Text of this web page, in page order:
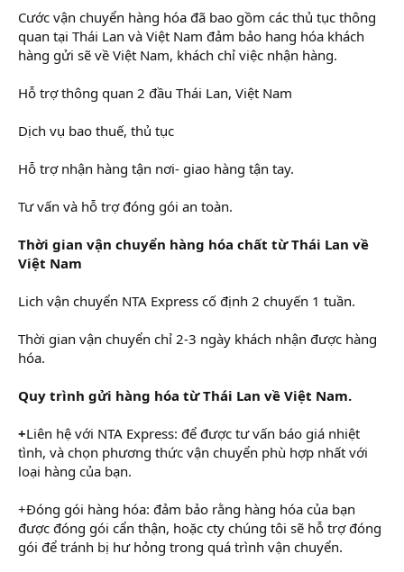
Cước vận chuyển hàng hóa đã bao gồm các thủ tục thông
quan tại Thái Lan và Việt Nam đảm bảo hang hóa khách
hàng gửi sẽ về Việt Nam, khách chỉ việc nhận hàng.
Hỗ trợ thông quan 2 đầu Thái Lan, Việt Nam
Dịch vụ bao thuế, thủ tục
Hỗ trợ nhận hàng tận nơi- giao hàng tận tay.
Tư vấn và hỗ trợ đóng gói an toàn.
Thời gian vận chuyển hàng hóa chất từ Thái Lan về
Việt Nam
Lich vận chuyển NTA Express cố định 2 chuyến 1 tuần.
Thời gian vận chuyển chỉ 2-3 ngày khách nhận được hàng
hóa.
Quy trình gửi hàng hóa từ Thái Lan về Việt Nam.
+Liên hệ với NTA Express: để được tư vấn báo giá nhiệt
tình, và chọn phương thức vận chuyển phù hợp nhất với
loại hàng của bạn.
+Đóng gói hàng hóa: đảm bảo rằng hàng hóa của bạn
được đóng gói cẩn thận, hoặc cty chúng tôi sẽ hỗ trợ đóng
gói để tránh bị hư hỏng trong quá trình vận chuyển.